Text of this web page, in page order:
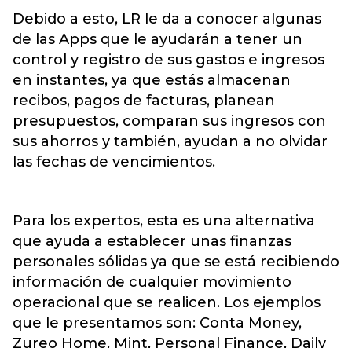
Debido a esto, LR le da a conocer algunas
de las Apps que le ayudarán a tener un
control y registro de sus gastos e ingresos
en instantes, ya que estás almacenan
recibos, pagos de facturas, planean
presupuestos, comparan sus ingresos con
sus ahorros y también, ayudan a no olvidar
las fechas de vencimientos.
Para los expertos, esta es una alternativa
que ayuda a establecer unas finanzas
personales sólidas ya que se está recibiendo
información de cualquier movimiento
operacional que se realicen. Los ejemplos
que le presentamos son: Conta Money,
Zureo Home, Mint, Personal Finance, Daily